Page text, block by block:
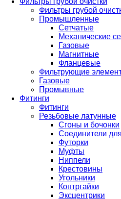
Фильтры грубой
Промышленные
Сетчатые
Механические
Газовые
Магнитные
Фланцевые
Фильтрующие
Газовые
Промывные
Фитинги
Фитинги
Резьбовые латунные
Сгоны и бочонки
Соединители
Футорки
Муфты
Ниппели
Крестовины
Угольники
Контргайки
Эксцентрики